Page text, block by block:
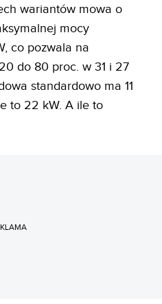
wariantów mowa o
mocy
co pozwala na
do 80 proc. w 31 i 27
standardowo ma 11
to 22 kW. A ile to